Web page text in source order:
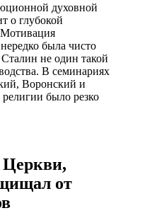
духовной
о глубокой
Мотивация
была чисто
не один такой
В семинариях
Воронский и
было резко
Церкви,
от